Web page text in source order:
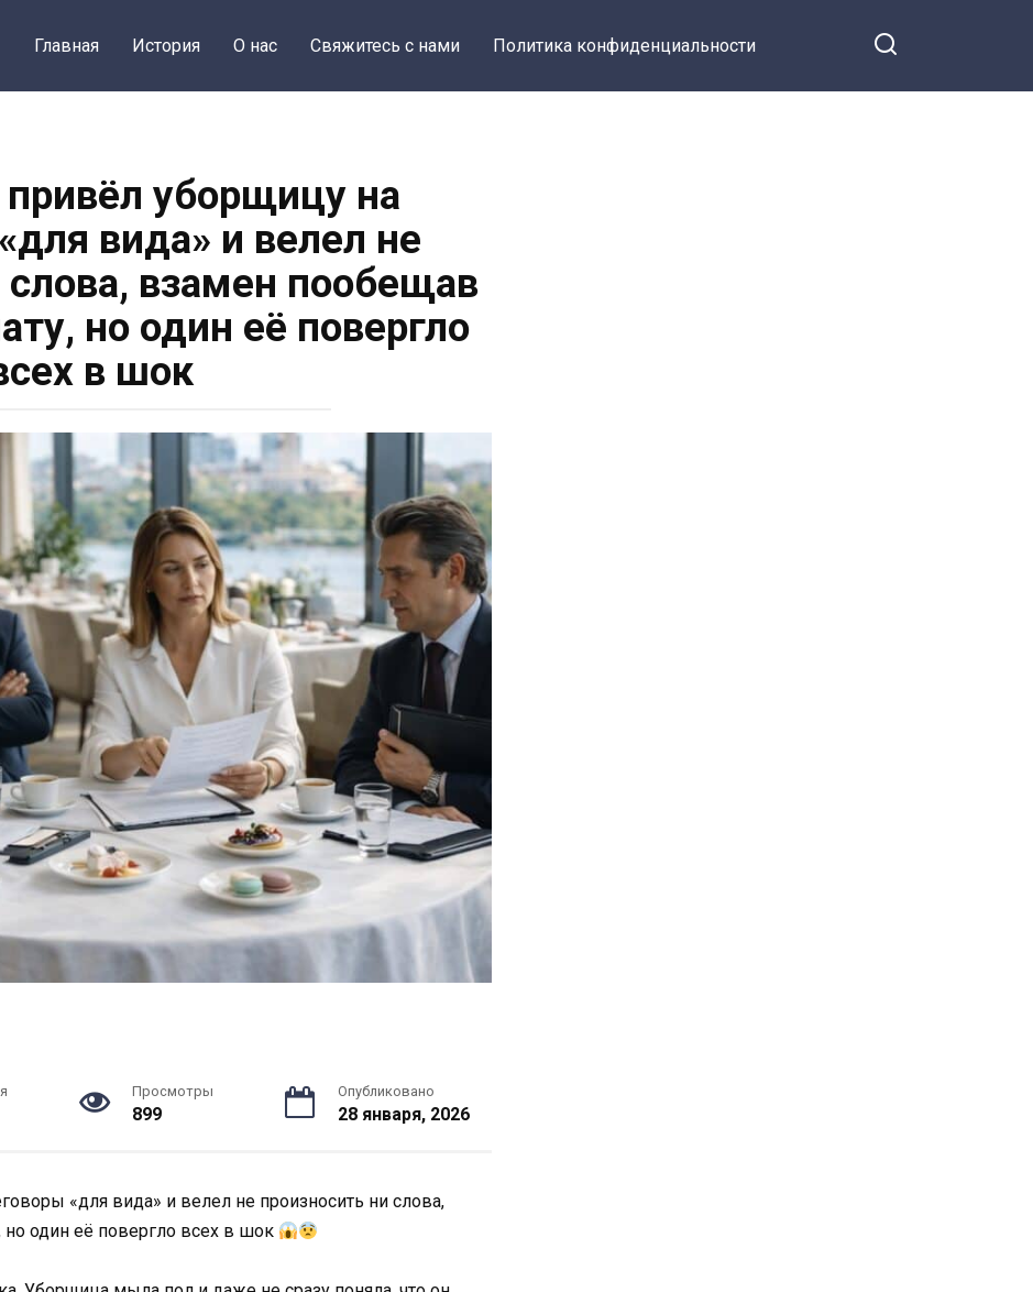
Главная История О нас Свяжитесь с нами Политика конфиденциальности
уборщицу на
вида» и велел не
слова, взамен пообещав
но один её повергло
в шок
Просмотры
899
Опубликовано
28 января, 2026
«для вида» и велел не произносить ни слова,
один её повергло всех в шок